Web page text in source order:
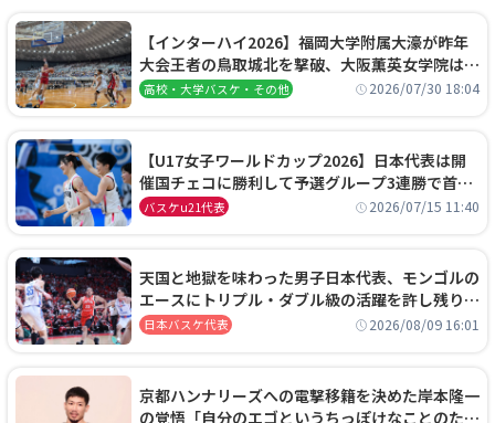
【インターハイ2026】福岡大学附属大濠が昨年
大会王者の鳥取城北を撃破、大阪薫英女学院は岐
阜女子に完勝、大会3日目試合結果
高校・大学バスケ・その他 2026/07/30 18:04
【U17女子ワールドカップ2026】日本代表は開
催国チェコに勝利して予選グループ3連勝で首位
通過！準々決勝の相手はエジプトに決定
バスケu21代表 2026/07/15 11:40
天国と地獄を味わった男子日本代表、モンゴルの
エースにトリプル・ダブル級の活躍を許し残り
0.4秒に失点する悔しい敗戦
日本バスケ代表 2026/08/09 16:01
京都ハンナリーズへの電撃移籍を決めた岸本隆一
の覚悟「自分のエゴというちっぽけなことのため